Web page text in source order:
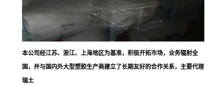
本公司经江苏、浙江、上海地区为基准，积极开拓市场，业务辐射全
国，并与国内外大型塑胶生产商建立了长期友好的合作关系，主要代理
瑞土